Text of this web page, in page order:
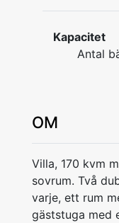
Kapacitet
Antal
OM
Villa, 170 kvm
sovrum. Två
varje, ett rum
gäststuga med